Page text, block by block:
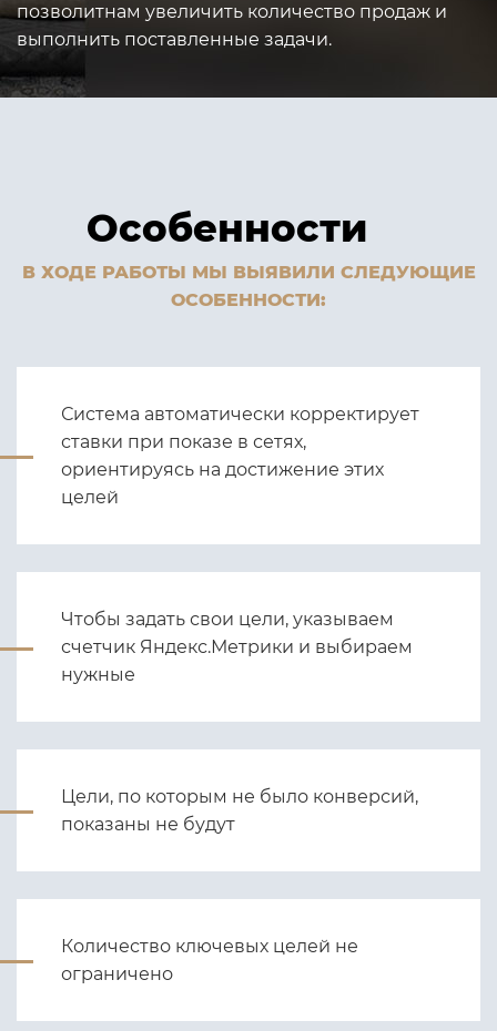
позволитнам увеличить количество продаж и
выполнить поставленные задачи.
Особенности
В ХОДЕ РАБОТЫ МЫ ВЫЯВИЛИ СЛЕДУЮЩИЕ
ОСОБЕННОСТИ:
Система автоматически корректирует
ставки при показе в сетях,
ориентируясь на достижение этих
целей
Чтобы задать свои цели, указываем
счетчик Яндекс.Метрики и выбираем
нужные
Цели, по которым не было конверсий,
показаны не будут
Количество ключевых целей не
ограничено